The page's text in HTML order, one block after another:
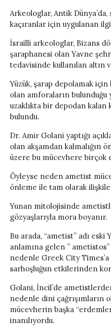
Arkeologlar, Antik Dünya’da,
kaçıranlar için uygulanan
İsrailli arkeologlar, Bizans
şaraphanesi olan Yavne
tedavisinde kullanılan altın
Yüzük, şarap depolamak
olan amforaların bulunduğu
uzaklıkta bir depodan kalan
bulundu.
Dr. Amir Golani yaptığı
olan akşamdan kalmalığın
üzere bu mücevhere birçok
Öyleyse neden ametist
önleme ile tam olarak
Yunan mitolojisinde
gözyaşlarıyla mora boyanır.
Bu arada, “ametist” adı eski
anlamına gelen ”
nedenle Greek City
sarhoşluğun etkilerinden
Golani, İncil’de
nedenle dini çağrışımların
mücevherin başka
inanılıyordu.